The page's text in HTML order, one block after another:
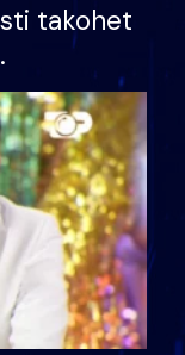
takohet
letër